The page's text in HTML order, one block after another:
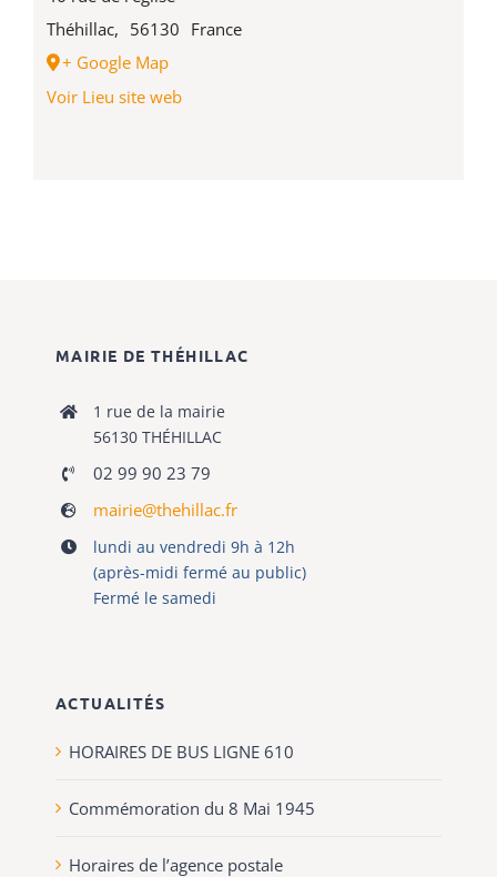
Théhillac, 56130 France
+ Google Map
Voir Lieu site web
MAIRIE DE THÉHILLAC
1 rue de la mairie
56130 THÉHILLAC
02 99 90 23 79
mairie@thehillac.fr
lundi au vendredi 9h à 12h
(après-midi fermé au public)
Fermé le samedi
ACTUALITÉS
HORAIRES DE BUS LIGNE 610
Commémoration du 8 Mai 1945
Horaires de l’agence postale